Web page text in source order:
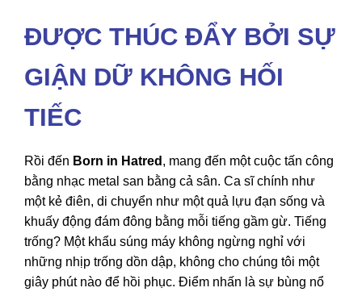
ĐƯỢC THÚC ĐẨY BỞI SỰ
GIẬN DỮ KHÔNG HỐI
TIẾC
Rồi đến Born in Hatred , mang đến một cuộc tấn công
bằng nhạc metal san bằng cả sân. Ca sĩ chính như
một kẻ điên, di chuyển như một quả lựu đạn sống và
khuấy động đám đông bằng mỗi tiếng gầm gừ. Tiếng
trống? Một khẩu súng máy không ngừng nghỉ với
những nhịp trống dồn dập, không cho chúng tôi một
giây phút nào để hồi phục. Điểm nhấn là sự bùng nổ